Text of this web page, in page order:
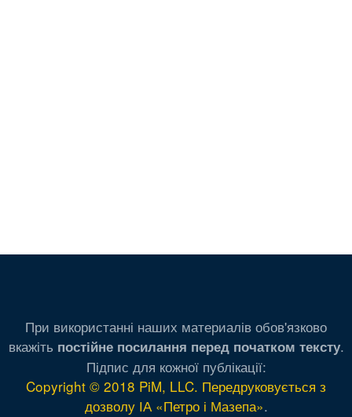
При використанні наших материалів обов'язково
вкажіть постійне посилання перед початком тексту.
Підпис для кожної публікації:
Copyright © 2018 PiM, LLC. Передруковується з
дозволу ІА «Петро і Мазепа».